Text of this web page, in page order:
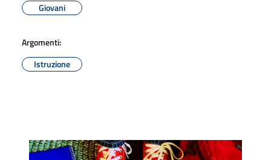
Giovani
Argomenti:
Istruzione